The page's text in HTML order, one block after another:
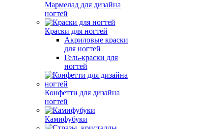
Мармелад для дизайна
ногтей
Краски для ногтей
Акриловые краски
для ногтей
Гель-краски для
ногтей
Конфетти для дизайна
ногтей
Камифубуки